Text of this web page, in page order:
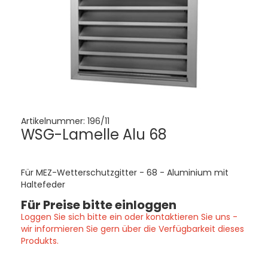
Artikelnummer: 196/11
WSG-Lamelle Alu 68
Für MEZ-Wetterschutzgitter - 68 - Aluminium mit
Haltefeder
Für Preise bitte einloggen
Loggen Sie sich bitte ein oder kontaktieren Sie uns -
wir informieren Sie gern über die Verfügbarkeit dieses
Produkts.